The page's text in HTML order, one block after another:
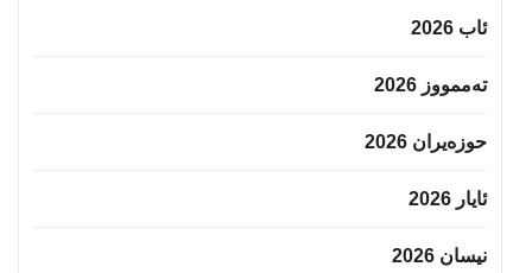
ئاب 2026
تەممووز 2026
حوزه‌یران 2026
ئایار 2026
نیسان 2026